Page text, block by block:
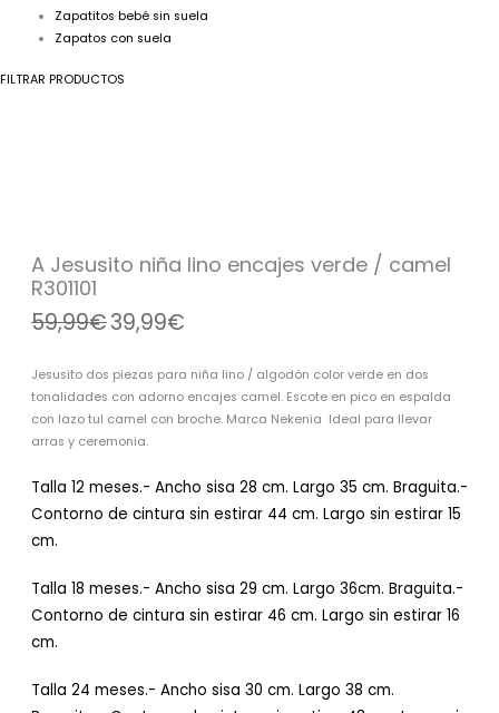
Zapatitos bebé sin suela
Zapatos con suela
FILTRAR PRODUCTOS
A Jesusito niña lino encajes verde / camel
R301101
59,99€39,99€
Jesusito dos piezas para niña lino / algodón color verde en dos
tonalidades con adorno encajes camel. Escote en pico en espalda
con lazo tul camel con broche. Marca Nekenia Ideal para llevar
arras y ceremonia.
Talla 12 meses.- Ancho sisa 28 cm. Largo 35 cm. Braguita.-
Contorno de cintura sin estirar 44 cm. Largo sin estirar 15
cm.
Talla 18 meses.- Ancho sisa 29 cm. Largo 36cm. Braguita.-
Contorno de cintura sin estirar 46 cm. Largo sin estirar 16
cm.
Talla 24 meses.- Ancho sisa 30 cm. Largo 38 cm.
camel
R301101
cantidad